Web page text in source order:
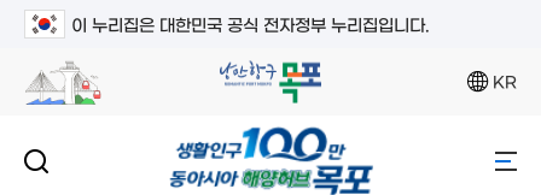
이 누리집은 대한민국 공식 전자정부 누리집입니다.
KR